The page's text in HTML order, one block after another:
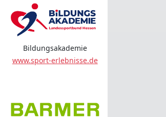
Bildungsakademie
www.sport-erlebnisse.de